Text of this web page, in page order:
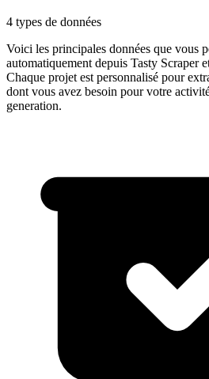
4 types de données
Voici les principales données que vous
automatiquement depuis Tasty Scraper
Chaque projet est personnalisé pour
dont vous avez besoin pour votre
generation.